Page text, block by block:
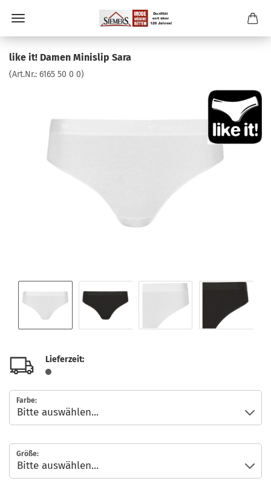
like it! Damen Minislip Sara
(Art.Nr.: 6165 50 0 0)
Lieferzeit:
Farbe:
Größe: